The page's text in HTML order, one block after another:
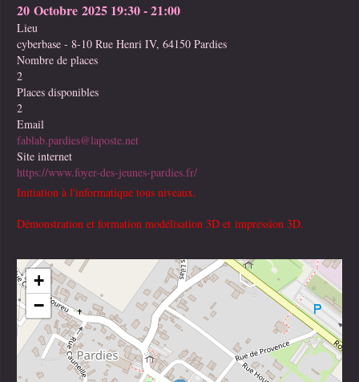
20 Octobre 2025 19:30-21:00
Lieu
cyberbase - 8-10 Rue Henri IV, 64150 Pardies
Nombre de places
2
Places disponibles
2
Email
fablab.pardies@laposte.net
Site internet
https://www.foyer-des-jeunes-pardies.fr/
Initiation à l'informatique tous niveaux.
Démonstration et formation modélisation 3D et impression 3D.
+
−